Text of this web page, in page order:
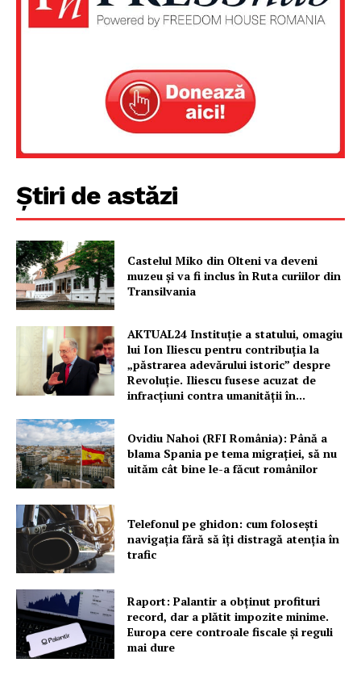
Despre noi / Echipa
Știri de astăzi
Castelul Miko din Olteni va deveni
muzeu şi va fi inclus în Ruta curiilor din
Transilvania
AKTUAL24 Instituție a statului, omagiu
lui Ion Iliescu pentru contribuția la
„păstrarea adevărului istoric” despre
Revoluție. Iliescu fusese acuzat de
infracțiuni contra umanității în...
Ovidiu Nahoi (RFI România): Până a
blama Spania pe tema migrației, să nu
uităm cât bine le-a făcut românilor
Telefonul pe ghidon: cum folosești
navigația fără să îți distragă atenția în
trafic
Raport: Palantir a obținut profituri
record, dar a plătit impozite minime.
Europa cere controale fiscale și reguli
mai dure